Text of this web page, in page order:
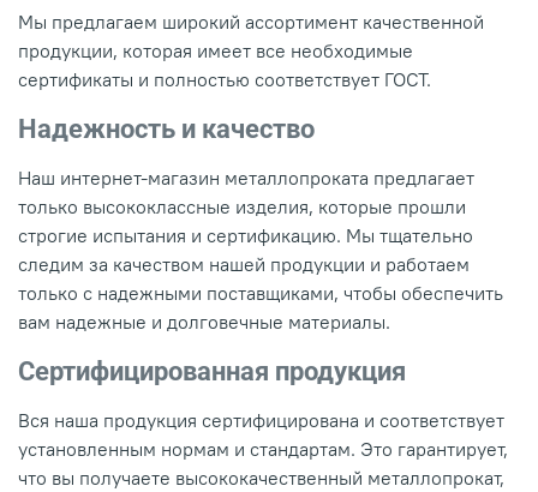
Мы предлагаем широкий ассортимент качественной
продукции, которая имеет все необходимые
сертификаты и полностью соответствует ГОСТ.
Надежность и качество
Наш интернет-магазин металлопроката предлагает
только высококлассные изделия, которые прошли
строгие испытания и сертификацию. Мы тщательно
следим за качеством нашей продукции и работаем
только с надежными поставщиками, чтобы обеспечить
вам надежные и долговечные материалы.
Сертифицированная продукция
Вся наша продукция сертифицирована и соответствует
установленным нормам и стандартам. Это гарантирует,
что вы получаете высококачественный металлопрокат,